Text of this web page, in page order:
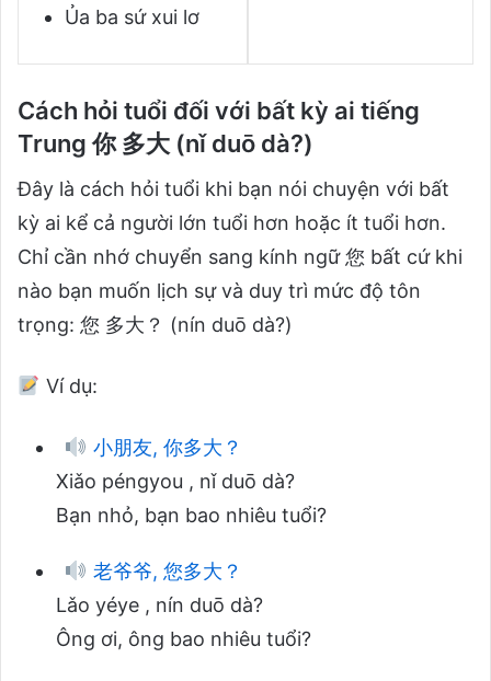
Ủa ba sứ xui lơ
Cách hỏi tuổi đối với bất kỳ ai tiếng
Trung 你 多大 (nǐ duō dà?)
Đây là cách hỏi tuổi khi bạn nói chuyện với bất
kỳ ai kể cả người lớn tuổi hơn hoặc ít tuổi hơn.
Chỉ cần nhớ chuyển sang kính ngữ 您 bất cứ khi
nào bạn muốn lịch sự và duy trì mức độ tôn
trọng: 您 多大？ (nín duō dà?)
Ví dụ:
小朋友, 你多大？
Xiǎo péngyou , nǐ duō dà?
Bạn nhỏ, bạn bao nhiêu tuổi?
老爷爷, 您多大？
Lǎo yéye , nín duō dà?
Ông ơi, ông bao nhiêu tuổi?